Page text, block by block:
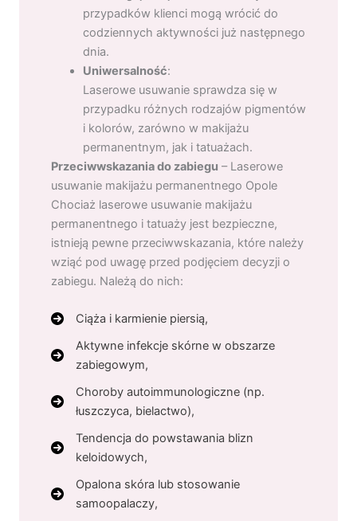
przypadków klienci mogą wrócić do
codziennych aktywności już następnego
dnia.
Uniwersalność:
Laserowe usuwanie sprawdza się w
przypadku różnych rodzajów pigmentów
i kolorów, zarówno w makijażu
permanentnym, jak i tatuażach.
Przeciwwskazania do zabiegu – Laserowe
usuwanie makijażu permanentnego Opole
Chociaż laserowe usuwanie makijażu
permanentnego i tatuaży jest bezpieczne,
istnieją pewne przeciwwskazania, które należy
wziąć pod uwagę przed podjęciem decyzji o
zabiegu. Należą do nich:
Ciąża i karmienie piersią,
Aktywne infekcje skórne w obszarze
zabiegowym,
Choroby autoimmunologiczne (np.
łuszczyca, bielactwo),
Tendencja do powstawania blizn
keloidowych,
Opalona skóra lub stosowanie
samoopalaczy,